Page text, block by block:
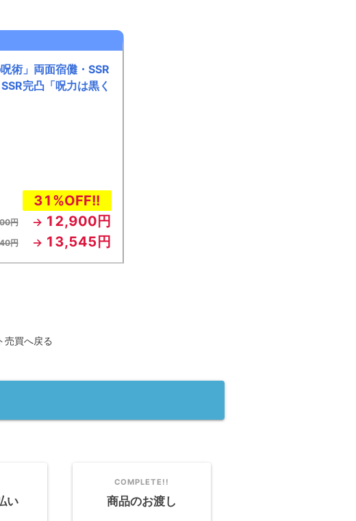
術」両面宿儺・SSR
完凸「呪力は黒く
31%OFF!!
円 → 12,900円
円 → 13,545円
売買へ戻る
い
COMPLETE!!
商品のお渡し